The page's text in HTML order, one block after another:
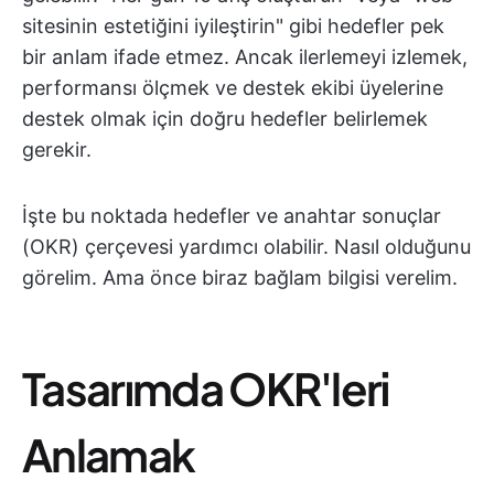
sitesinin estetiğini iyileştirin" gibi hedefler pek
bir anlam ifade etmez. Ancak ilerlemeyi izlemek,
performansı ölçmek ve destek ekibi üyelerine
destek olmak için doğru hedefler belirlemek
gerekir.
İşte bu noktada hedefler ve anahtar sonuçlar
(OKR) çerçevesi yardımcı olabilir. Nasıl olduğunu
görelim. Ama önce biraz bağlam bilgisi verelim.
Tasarımda OKR'leri
Anlamak